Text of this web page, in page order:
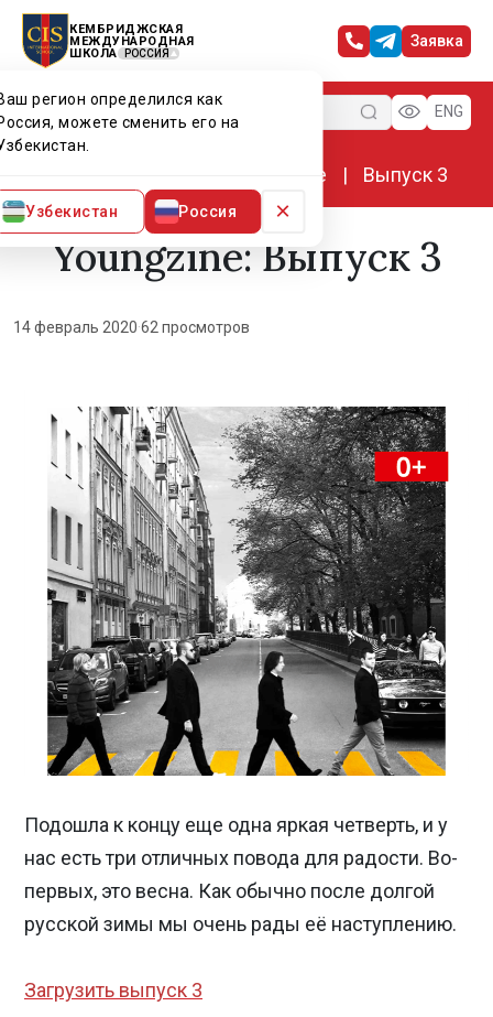
КЕМБРИДЖСКАЯ
МЕЖДУНАРОДНАЯ
ШКОЛА
РОССИЯ
регион определился как
можете сменить его на
Узбекистан Россия ×
Заявка
Меню ENG
Youngzine Выпуск 3
Youngzine: Выпуск 3
14 февраль 2020·62 просмотров
Подошла к концу еще одна яркая четверть, и у
нас есть три отличных повода для радости. Во-
первых, это весна. Как обычно после долгой
русской зимы мы очень рады её наступлению.
Загрузить выпуск 3